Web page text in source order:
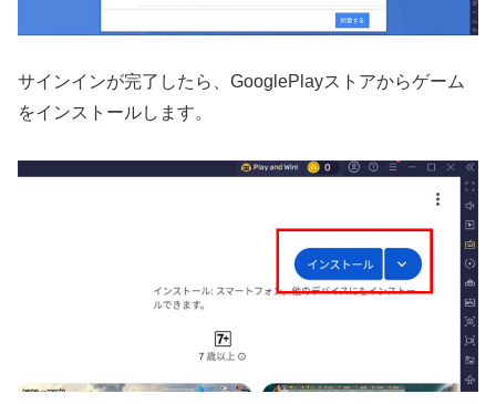
サインインが完了したら、GooglePlayストアからゲーム
をインストールします。